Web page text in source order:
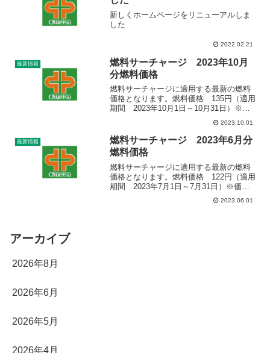
新しくホームページをリニューアルしま
した
2022.02.21
最新情報
燃料サーチャージ 2023年10月
分燃料価格
燃料サーチャージに適用する最新の燃料
価格となります。燃料価格 135円（適用
期間 2023年10月1日～10月31日）※価
格は経済産業省資源エネルギー庁発表の
産業用価格（軽油ローリー全国平均値）
を採用しております。※燃料サーチャー
ジは、ご了...
2023.10.01
最新情報
燃料サーチャージ 2023年6月分
燃料価格
燃料サーチャージに適用する最新の燃料
価格となります。燃料価格 122円（適用
期間 2023年7月1日～7月31日）※価格
は経済産業省資源エネルギー庁発表の産
業用価格（軽油ローリー全国平均値）を
2023.06.01
アーカイブ
2026年8月
2026年6月
2026年5月
2026年4月